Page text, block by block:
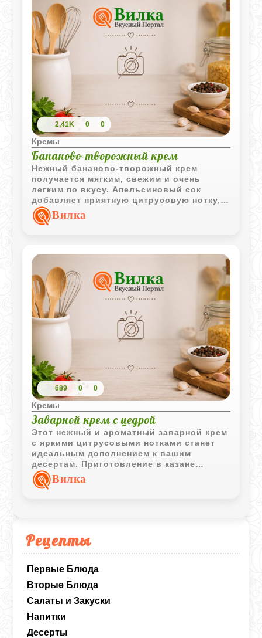
Рецепты
Первые Блюда
Вторые Блюда
Салаты и Закуски
Напитки
Десерты
2,41K 0 0
Кремы
Бананово-творожный крем
Нежный бананово-творожный крем
получается мягким, свежим и очень
легким по вкусу. Апельсиновый сок
добавляет приятную цитрусовую нотку, а
мед делает десерт естественно сладким
и ароматным.
Вилка
689 0 0
Кремы
Заварной крем с цедрой
Этот нежный и ароматный заварной крем
с яркими цитрусовыми нотками станет
идеальным дополнением к вашим
десертам. Приготовление в казане
обеспечивает равномерный прогрев, что
делает текстуру крема особенно гладкой
Вилка